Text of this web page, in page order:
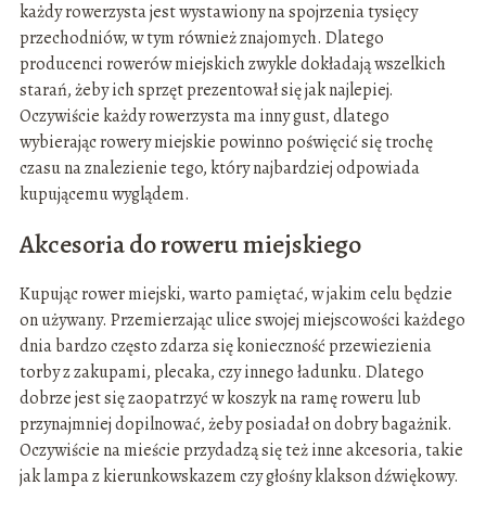
każdy rowerzysta jest wystawiony na spojrzenia tysięcy
przechodniów, w tym również znajomych. Dlatego
producenci rowerów miejskich zwykle dokładają wszelkich
starań, żeby ich sprzęt prezentował się jak najlepiej.
Oczywiście każdy rowerzysta ma inny gust, dlatego
wybierając rowery miejskie powinno poświęcić się trochę
czasu na znalezienie tego, który najbardziej odpowiada
kupującemu wyglądem.
Akcesoria do roweru miejskiego
Kupując rower miejski, warto pamiętać, w jakim celu będzie
on używany. Przemierzając ulice swojej miejscowości każdego
dnia bardzo często zdarza się konieczność przewiezienia
torby z zakupami, plecaka, czy innego ładunku. Dlatego
dobrze jest się zaopatrzyć w koszyk na ramę roweru lub
przynajmniej dopilnować, żeby posiadał on dobry bagażnik.
Oczywiście na mieście przydadzą się też inne akcesoria, takie
jak lampa z kierunkowskazem czy głośny klakson dźwiękowy.